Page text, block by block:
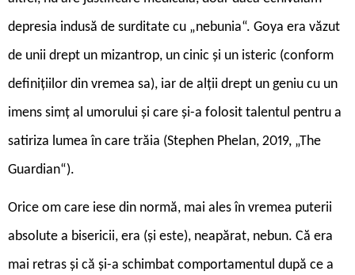
depresia indusă de surditate cu „nebunia“. Goya era văzut
de unii drept un mizantrop, un cinic și un isteric (conform
definițiilor din vremea sa), iar de alții drept un geniu cu un
imens simț al umorului și care și-a folosit talentul pentru a
satiriza lumea în care trăia (Stephen Phelan, 2019, „The
Guardian“).
Orice om care iese din normă, mai ales în vremea puterii
absolute a bisericii, era (și este), neapărat, nebun. Că era
mai retras și că și-a schimbat comportamentul după ce a